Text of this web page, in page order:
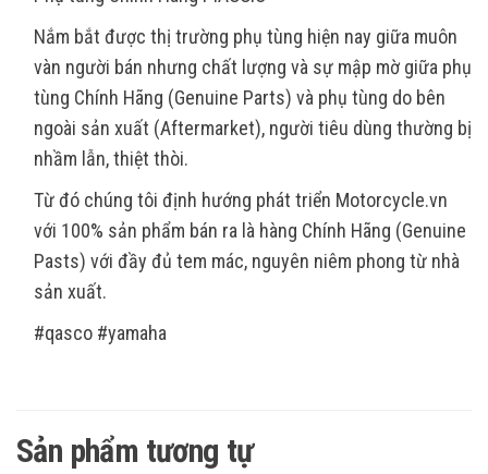
Nắm bắt được thị trường phụ tùng hiện nay giữa muôn
vàn người bán nhưng chất lượng và sự mập mờ giữa phụ
tùng Chính Hãng (Genuine Parts) và phụ tùng do bên
ngoài sản xuất (Aftermarket), người tiêu dùng thường bị
nhầm lẫn, thiệt thòi.
Từ đó chúng tôi định hướng phát triển Motorcycle.vn
với 100% sản phẩm bán ra là hàng Chính Hãng (Genuine
Pasts) với đầy đủ tem mác, nguyên niêm phong từ nhà
sản xuất.
#qasco #yamaha
Sản phẩm tương tự